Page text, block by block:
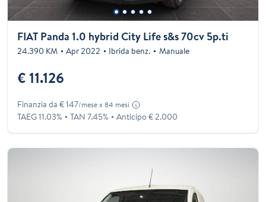
FIAT Panda 1.0 hybrid City Life s&s 70cv 5p.ti
24.390 KM Apr 2022 Ibrida benz. Manuale
€ 11.126
Finanzia da € 147/mese x 84 mesi
TAEG 11.03% TAN 7.45% Anticipo € 2.000